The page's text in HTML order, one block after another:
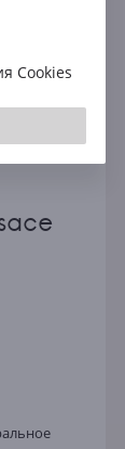
Cookies